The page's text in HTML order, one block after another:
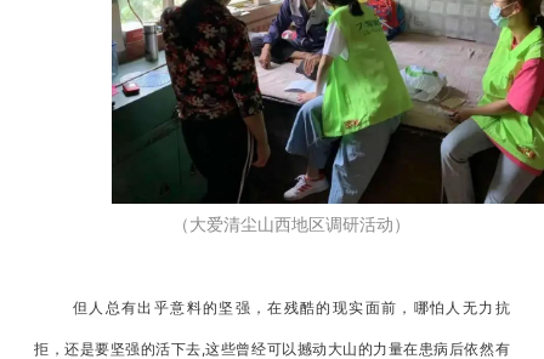
（大爱清尘山西地区调研活动）
但人总有出乎意料的坚强，在残酷的现实面前，哪怕人无力抗
拒，还是要坚强的活下去,这些曾经可以撼动大山的力量在患病后依然有